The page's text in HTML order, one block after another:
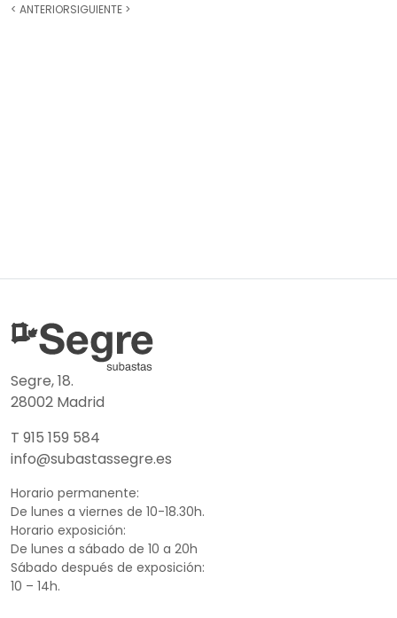
< ANTERIORSIGUIENTE >
Segre, 18.
28002 Madrid
T 915 159 584
info@subastassegre.es
Horario permanente:
De lunes a viernes de 10-18.30h.
Horario exposición:
De lunes a sábado de 10 a 20h
Sábado después de exposición:
10 – 14h.